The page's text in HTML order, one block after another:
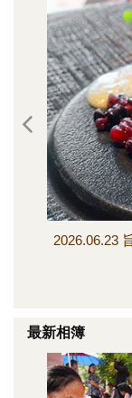
2026.06.23
最新相簿